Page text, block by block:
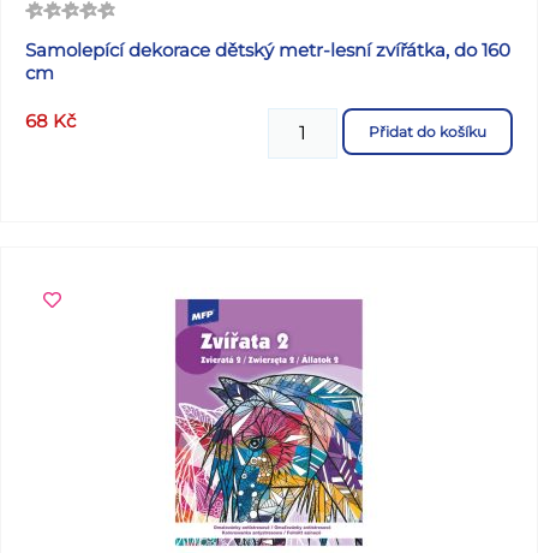
Samolepící dekorace dětský metr-lesní zvířátka, do 160
cm
68 Kč Přidat do košíku